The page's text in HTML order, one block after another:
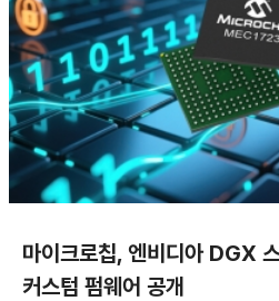
마이크로칩, 엔비디아 DGX
커스텀 펌웨어 공개